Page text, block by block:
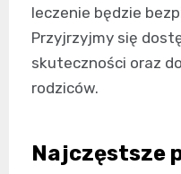
leczenie będzie
Przyjrzyjmy się
skuteczności oraz
rodziców.
Najczęstsze